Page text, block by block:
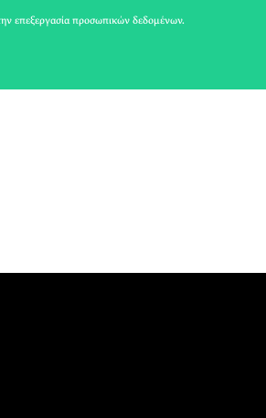
επεξεργασία προσωπικών δεδομένων.